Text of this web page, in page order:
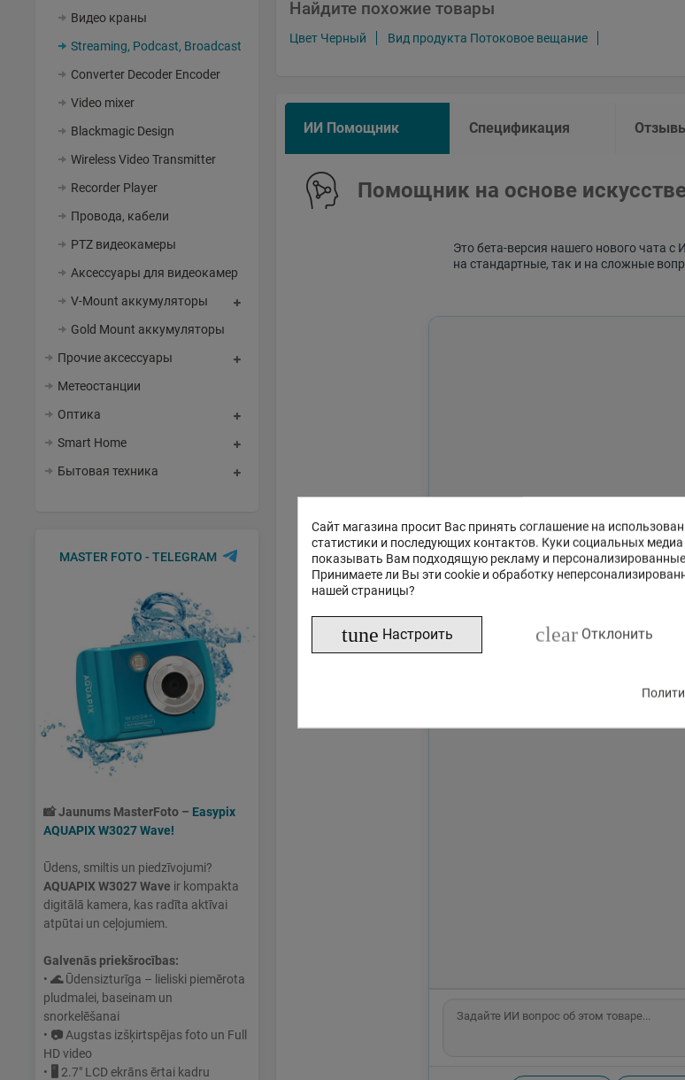
Сайт магазина просит Вас принять соглашение на
статистики и последующих контактов. Куки социальных
показывать Вам подходящую рекламу и
Принимаете ли Вы эти cookie и обработку
нашей страницы?
tune Настроить clear Отклонить
Видео краны
Streaming, Podcast, Broadcast
Converter Decoder Encoder
Video mixer
Blackmagic Design
Wireless Video Transmitter
Recorder Player
Провода, кабели
PTZ видеокамеры
Аксессуары для видеокамер
V-Mount аккумуляторы
Gold Mount аккумуляторы
Прочие аксессуары
Метеостанции
Оптика
Smart Home
Бытовая техника
MASTER FOTO - TELEGRAM
📸Jaunums MasterFoto – Easypix
AQUAPIX W3027 Wave!
Ūdens, smiltis un piedzīvojumi?
AQUAPIX W3027 Wave ir kompakta
digitālā kamera, kas radīta aktīvai
atpūtai un ceļojumiem.
Galvenās priekšrocības:
• 🌊Ūdensizturīga – lieliski piemērota
pludmalei, baseinam un
snorkelēšanai
• 📷 Augstas izšķirtspējas foto un Full
HD video
• 🖥 2.7" LCD ekrāns ērtai kadru
Найдите похожие товары
Цвет Черный Вид продукта Потоковое вещание
ИИ Помощник Спецификация
Помощник на основе
Это бета-версия нашего нового чата
на стандартные, так и на сложные